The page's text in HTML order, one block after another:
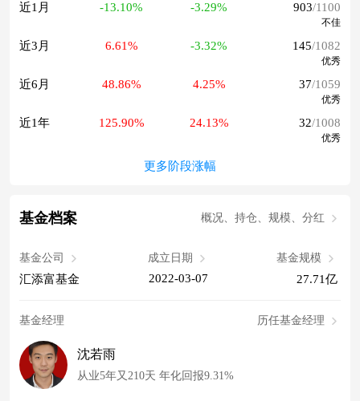
近1月 -13.10% -3.29% 903/1100
不佳
近3月 6.61% -3.32% 145/1082
优秀
近6月 48.86% 4.25% 37/1059
优秀
近1年 125.90% 24.13% 32/1008
优秀
更多阶段涨幅
基金档案 概况、持仓、规模、分红
基金公司
汇添富基金
成立日期
2022-03-07
基金规模
27.71亿
基金经理 历任基金经理
沈若雨
从业5年又210天 年化回报9.31%